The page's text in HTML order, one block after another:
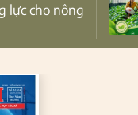
lực cho nông